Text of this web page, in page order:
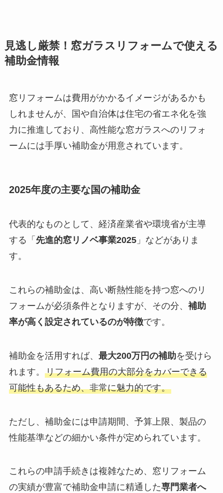
見逃し厳禁！窓ガラスリフォームで使える
補助金情報
窓リフォームは費用がかかるイメージがあるかも
しれませんが、国や自治体は住宅の省エネ化を強
力に推進しており、高性能な窓ガラスへのリフォ
ームには手厚い補助金が用意されています。
2025年度の主要な国の補助金
代表的なものとして、経済産業省や環境省が主導
する「 先進的窓リノベ事業2025」などがありま
す。
これらの補助金は、高い断熱性能を持つ窓へのリ
フォームが必須条件となりますが、その分、 補助
率が高く設定されているのが特徴です。
補助金を活用すれば、 最大200万円の補助を受けら
れます。 リフォーム費用の大部分をカバーできる
可能性もあるため、非常に魅力的です。
ただし、補助金には申請期間、予算上限、製品の
性能基準などの細かい条件が定められています。
これらの申請手続きは複雑なため、窓リフォーム
の実績が豊富で補助金申請に精通した専門業者へ